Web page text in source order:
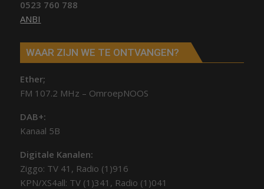
0523 760 788
ANBI
WAAR ZIJN WE TE ONTVANGEN?
Ether;
FM 107.2 MHz – OmroepNOOS
DAB+:
Kanaal 5B
Digitale Kanalen:
Ziggo: TV 41, Radio (1)916
KPN/XS4all: TV (1)341, Radio (1)041